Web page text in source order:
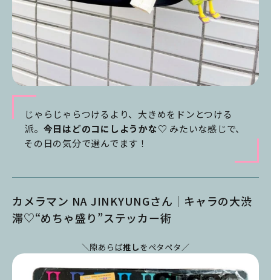
じゃらじゃらつけるより、大きめをドンとつける
派。 今日はどのコにしようかな♡ みたいな感じで、
その日の気分で選んでます！
カメラマン NA JINKYUNGさん｜キャラの大渋
滞♡“めちゃ盛り”ステッカー術
＼隙あらば推しをペタペタ／